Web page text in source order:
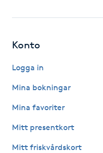
Nagelförstärkning
Nagelsvamp
Nageltrång
Konto
Logga in
Mina bokningar
Mina favoriter
Mitt presentkort
Mitt friskvårdskort